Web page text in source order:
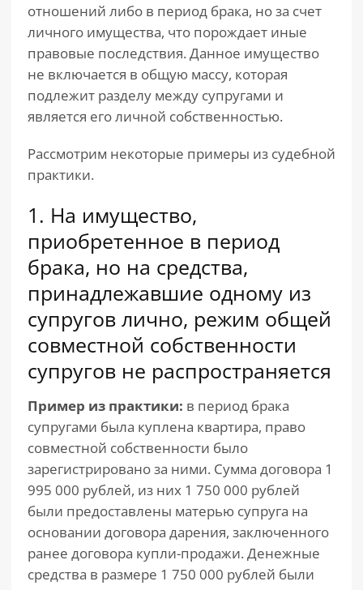
отношений либо в период брака, но за счет
личного имущества, что порождает иные
правовые последствия. Данное имущество
не включается в общую массу, которая
подлежит разделу между супругами и
является его личной собственностью.
Рассмотрим некоторые примеры из судебной
практики.
1. На имущество,
приобретенное в период
брака, но на средства,
принадлежавшие одному из
супругов лично, режим общей
совместной собственности
супругов не распространяется
Пример из практики: в период брака
супругами была куплена квартира, право
совместной собственности было
зарегистрировано за ними. Сумма договора 1
995 000 рублей, из них 1 750 000 рублей
были предоставлены матерью супруга на
основании договора дарения, заключенного
ранее договора купли-продажи. Денежные
средства в размере 1 750 000 рублей были